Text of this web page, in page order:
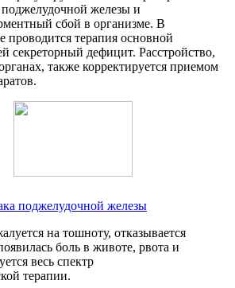
железы и
сбой в организме. В
проводится терапия основной
секреторный дефицит. Расстройство,
также корректируется приемом
поджелудочной железы
на тошноту, отказывается
боль в животе, рвота и
весь спектр
терапии.